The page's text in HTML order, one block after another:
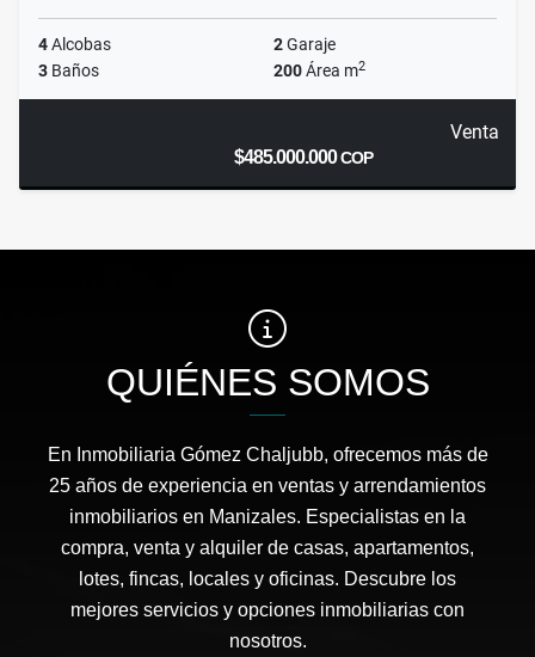
4Alcobas 2Garaje
3 Baños 200Área m2
Venta
$485.000.000COP
QUIÉNES SOMOS
En Inmobiliaria Gómez Chaljubb, ofrecemos más de
25 años de experiencia en ventas y arrendamientos
inmobiliarios en Manizales. Especialistas en la
compra, venta y alquiler de casas, apartamentos,
lotes, fincas, locales y oficinas. Descubre los
mejores servicios y opciones inmobiliarias con
nosotros.